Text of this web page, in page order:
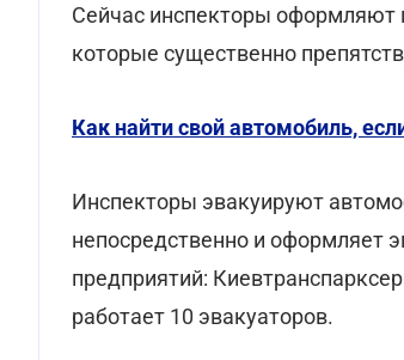
Сейчас инспекторы
которые существенно
Как найти свой автомобиль,
Инспекторы эвакуируют
непосредственно и оформляет
предприятий:
работает 10 эвакуаторов.